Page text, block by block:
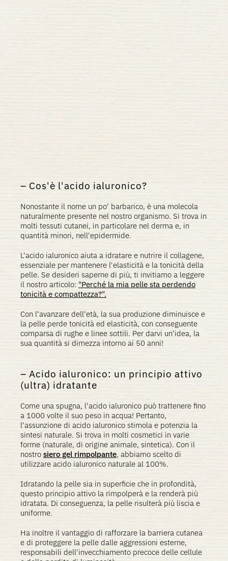
Cos'è l'acido ialuronico?
Nonostante il nome un po' barbarico, è una molecola
naturalmente presente nel nostro organismo. Si trova in
molti tessuti cutanei, in particolare nel derma e, in
quantità minori, nell'epidermide.
L'acido ialuronico aiuta a idratare e nutrire il collagene,
essenziale per mantenere l'elasticità e la tonicità della
pelle. Se desideri saperne di più, ti invitiamo a leggere
il nostro articolo: "Perché la mia pelle sta perdendo
tonicità e compattezza?".
Con l'avanzare dell'età, la sua produzione diminuisce e
la pelle perde tonicità ed elasticità, con conseguente
comparsa di rughe e linee sottili. Per darvi un'idea, la
sua quantità si dimezza intorno ai 50 anni!
Acido ialuronico: un principio attivo
(ultra) idratante
Come una spugna, l'acido ialuronico può trattenere fino
a 1000 volte il suo peso in acqua! Pertanto,
l'assunzione di acido ialuronico stimola e potenzia la
sintesi naturale. Si trova in molti cosmetici in varie
forme (naturale, di origine animale, sintetica). Con il
nostro siero gel rimpolpante, abbiamo scelto di
utilizzare acido ialuronico naturale al 100%.
Idratando la pelle sia in superficie che in profondità,
questo principio attivo la rimpolperà e la renderà più
idratata. Di conseguenza, la pelle risulterà più liscia e
uniforme.
Ha inoltre il vantaggio di rafforzare la barriera cutanea
e di proteggere la pelle dalle aggressioni esterne,
responsabili dell'invecchiamento precoce delle cellule